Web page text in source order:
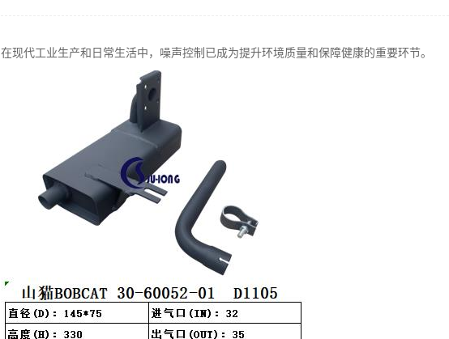
在现代工业生产和日常生活中，噪声控制已成为提升环境质量和保障健康的重要环节。